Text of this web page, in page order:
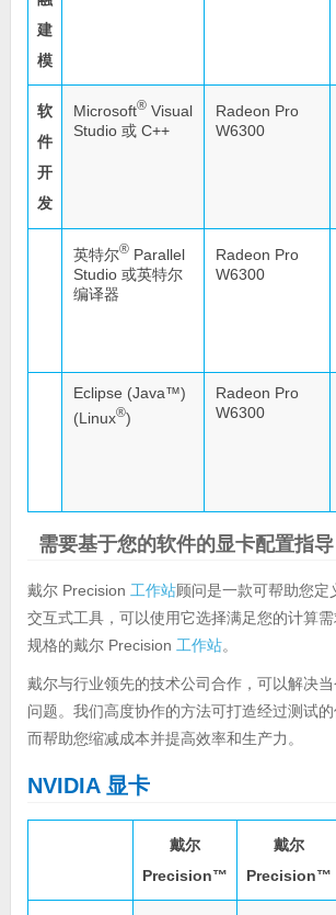
建
模
软
件
开
发
Microsoft®Visual
Studio 或 C++
Radeon Pro
W6300
英特尔®Parallel
Studio 或英特尔
编译器
Radeon Pro
W6300
Eclipse (Java™)
(Linux®)
Radeon Pro
W6300
需要基于您的软件的显卡配置指导
戴尔 Precision 工作站顾问是一款可帮助您定
交互式工具，可以使用它选择满足您的计算
规格的戴尔 Precision 工作站。
戴尔与行业领先的技术公司合作，可以解决
问题。我们高度协作的方法可打造经过测试
而帮助您缩减成本并提高效率和生产力。
NVIDIA 显卡
戴尔
Precision™
戴尔
Precision™